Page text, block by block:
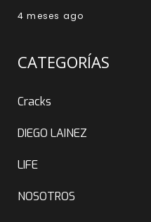
4 meses ago
CATEGORÍAS
Cracks
DIEGO LAINEZ
LIFE
NOSOTROS